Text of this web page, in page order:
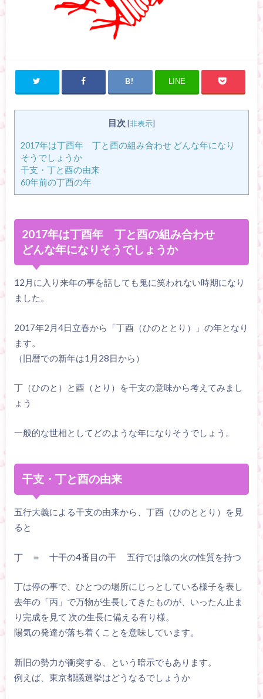
LINE
目次 [非表示]
2017年は丁酉年 丁と酉の組み合わせ どんな年になり
そうでしょうか
干支・丁と酉の由来
60年前の丁酉の年
2017年は丁酉年 丁と酉の組み合わせ
どんな年になりそうでしょうか
12月に入り来年の事を話しても鬼に笑われない時期になり
ました。
2017年2月4日立春から「丁酉（ひのととり）」の年となり
ます。
（旧暦での新年は1月28日から）
丁（ひのと）と酉（とり）を干支の意味から考えてみまし
ょう
一般的な世相としてどのような年になりそうでしょう。
干支・丁と酉の由来
五行大義による干支の由来から、丁酉（ひのととり）を見
ると
丁 ＝ 十干の4番目の干 五行では陰の火の性質を持つ
丁は停の事で、ひとつの場所にじっとしている様子を表し
去年の「丙」で万物が生長してきたものが、いったん止ま
り完成を見て 次の生長に備える有り様。
陽気の発達が落ち着くことを意味しています。
新旧の勢力が衝突する、という暗示でもあります。
例えば、東京都議選挙はどうなるでしょうか